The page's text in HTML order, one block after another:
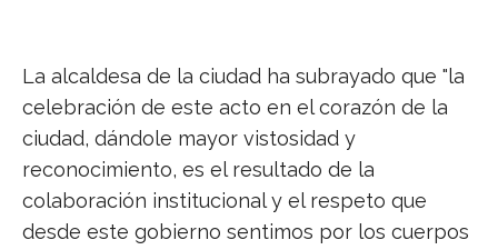
La alcaldesa de la ciudad ha subrayado que "la
celebración de este acto en el corazón de la
ciudad, dándole mayor vistosidad y
reconocimiento, es el resultado de la
colaboración institucional y el respeto que
desde este gobierno sentimos por los cuerpos